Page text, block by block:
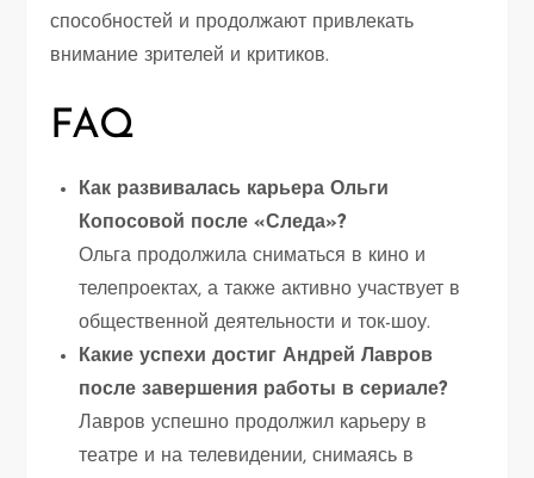
способностей и продолжают привлекать
внимание зрителей и критиков.
FAQ
Как развивалась карьера Ольги
Копосовой после «Следа»?
Ольга продолжила сниматься в кино и
телепроектах, а также активно участвует в
общественной деятельности и ток-шоу.
Какие успехи достиг Андрей Лавров
после завершения работы в сериале?
Лавров успешно продолжил карьеру в
театре и на телевидении, снимаясь в